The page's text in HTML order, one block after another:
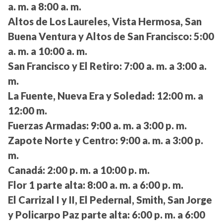
a. m. a 8:00 a. m.
Altos de Los Laureles, Vista Hermosa, San
Buena Ventura y Altos de San Francisco: 5:00
a. m. a 10:00 a. m.
San Francisco y El Retiro: 7:00 a. m. a 3:00 a.
m.
La Fuente, Nueva Era y Soledad: 12:00 m. a
12:00 m.
Fuerzas Armadas: 9:00 a. m. a 3:00 p. m.
Zapote Norte y Centro: 9:00 a. m. a 3:00 p.
m.
Canadá: 2:00 p. m. a 10:00 p. m.
Flor 1 parte alta: 8:00 a. m. a 6:00 p. m.
El Carrizal I y II, El Pedernal, Smith, San Jorge
y Policarpo Paz parte alta: 6:00 p. m. a 6:00